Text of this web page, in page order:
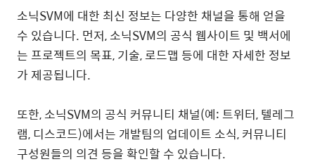
소닉SVM에 대한 최신 정보는 다양한 채널을 통해 얻을
수 있습니다. 먼저, 소닉SVM의 공식 웹사이트 및 백서에
는 프로젝트의 목표, 기술, 로드맵 등에 대한 자세한 정보
가 제공됩니다.
또한, 소닉SVM의 공식 커뮤니티 채널(예: 트위터, 텔레그
램, 디스코드)에서는 개발팀의 업데이트 소식, 커뮤니티
구성원들의 의견 등을 확인할 수 있습니다.